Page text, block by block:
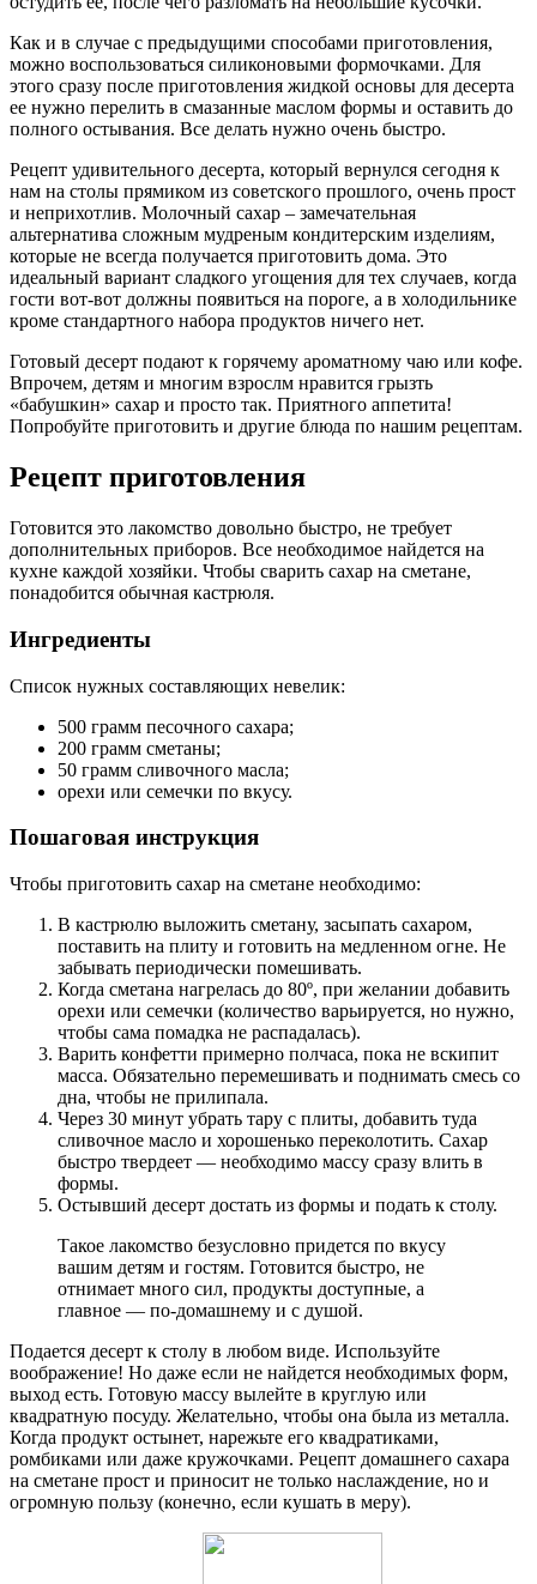
Как и в случае с предыдущими способами приготовления,
можно воспользоваться силиконовыми формочками. Для
этого сразу после приготовления жидкой основы для десерта
ее нужно перелить в смазанные маслом формы и оставить до
полного остывания. Все делать нужно очень быстро.
Рецепт удивительного десерта, который вернулся сегодня к
нам на столы прямиком из советского прошлого, очень прост
и неприхотлив. Молочный сахар – замечательная
альтернатива сложным мудреным кондитерским изделиям,
которые не всегда получается приготовить дома. Это
идеальный вариант сладкого угощения для тех случаев, когда
гости вот-вот должны появиться на пороге, а в холодильнике
кроме стандартного набора продуктов ничего нет.
Готовый десерт подают к горячему ароматному чаю или кофе.
Впрочем, детям и многим взрослм нравится грызть
«бабушкин» сахар и просто так. Приятного аппетита!
Попробуйте приготовить и другие блюда по нашим рецептам.
Рецепт приготовления
Готовится это лакомство довольно быстро, не требует
дополнительных приборов. Все необходимое найдется на
кухне каждой хозяйки. Чтобы сварить сахар на сметане,
понадобится обычная кастрюля.
Ингредиенты
Список нужных составляющих невелик:
500 грамм песочного сахара;
200 грамм сметаны;
50 грамм сливочного масла;
орехи или семечки по вкусу.
Пошаговая инструкция
Чтобы приготовить сахар на сметане необходимо:
В кастрюлю выложить сметану, засыпать сахаром,
поставить на плиту и готовить на медленном огне. Не
забывать периодически помешивать.
Когда сметана нагрелась до 80º, при желании добавить
орехи или семечки (количество варьируется, но нужно,
чтобы сама помадка не распадалась).
Варить конфетти примерно полчаса, пока не вскипит
масса. Обязательно перемешивать и поднимать смесь со
дна, чтобы не прилипала.
Через 30 минут убрать тару с плиты, добавить туда
сливочное масло и хорошенько переколотить. Сахар
быстро твердеет — необходимо массу сразу влить в
формы.
Остывший десерт достать из формы и подать к столу.
Такое лакомство безусловно придется по вкусу
вашим детям и гостям. Готовится быстро, не
отнимает много сил, продукты доступные, а
главное — по-домашнему и с душой.
Подается десерт к столу в любом виде. Используйте
воображение! Но даже если не найдется необходимых форм,
выход есть. Готовую массу вылейте в круглую или
квадратную посуду. Желательно, чтобы она была из металла.
Когда продукт остынет, нарежьте его квадратиками,
ромбиками или даже кружочками. Рецепт домашнего сахара
на сметане прост и приносит не только наслаждение, но и
огромную пользу (конечно, если кушать в меру).